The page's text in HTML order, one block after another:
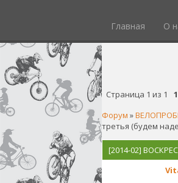
Главная О
Страница 1 из 1
1
Форум »
третья (будем
[2014-02]